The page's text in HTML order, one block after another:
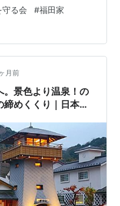
ここからは伊豆箱根駿
換えます。 電車が来
んをチェック。 静岡お
が並ぶ中、私が選んだ
郎商店「有機煎茶」
守る会 #福田家
月前
。景色より温泉！の
めくくり｜日本秘